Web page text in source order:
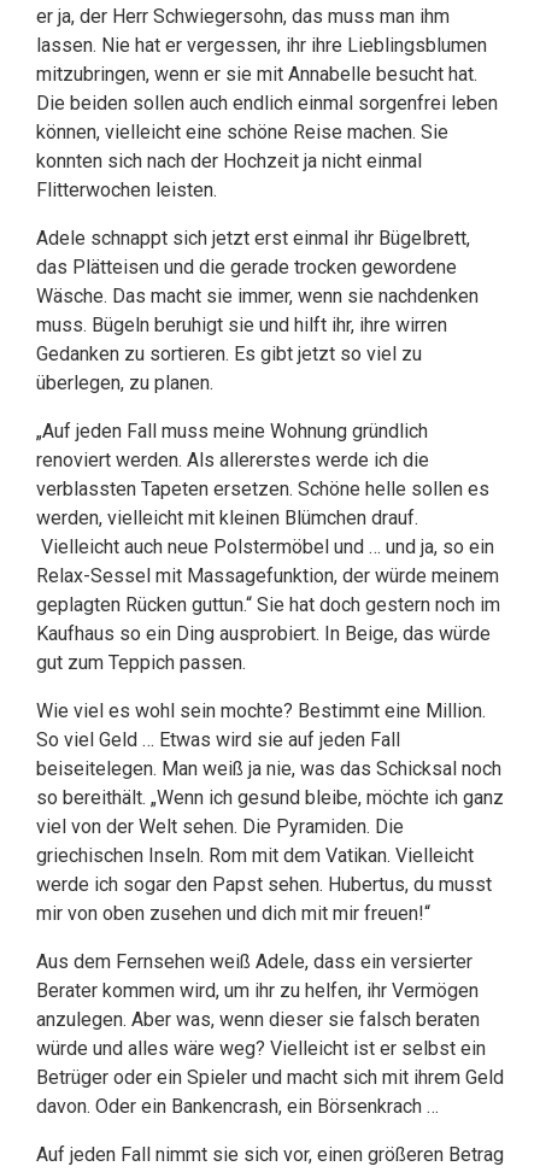
er ja, der Herr Schwiegersohn, das muss man ihm
lassen. Nie hat er vergessen, ihr ihre Lieblingsblumen
mitzubringen, wenn er sie mit Annabelle besucht hat.
Die beiden sollen auch endlich einmal sorgenfrei leben
können, vielleicht eine schöne Reise machen. Sie
konnten sich nach der Hochzeit ja nicht einmal
Flitterwochen leisten.
Adele schnappt sich jetzt erst einmal ihr Bügelbrett,
das Plätteisen und die gerade trocken gewordene
Wäsche. Das macht sie immer, wenn sie nachdenken
muss. Bügeln beruhigt sie und hilft ihr, ihre wirren
Gedanken zu sortieren. Es gibt jetzt so viel zu
überlegen, zu planen.
„Auf jeden Fall muss meine Wohnung gründlich
renoviert werden. Als allererstes werde ich die
verblassten Tapeten ersetzen. Schöne helle sollen es
werden, vielleicht mit kleinen Blümchen drauf.
Vielleicht auch neue Polstermöbel und … und ja, so ein
Relax-Sessel mit Massagefunktion, der würde meinem
geplagten Rücken guttun.“ Sie hat doch gestern noch im
Kaufhaus so ein Ding ausprobiert. In Beige, das würde
gut zum Teppich passen.
Wie viel es wohl sein mochte? Bestimmt eine Million.
So viel Geld … Etwas wird sie auf jeden Fall
beiseitelegen. Man weiß ja nie, was das Schicksal noch
so bereithält. „Wenn ich gesund bleibe, möchte ich ganz
viel von der Welt sehen. Die Pyramiden. Die
griechischen Inseln. Rom mit dem Vatikan. Vielleicht
werde ich sogar den Papst sehen. Hubertus, du musst
mir von oben zusehen und dich mit mir freuen!“
Aus dem Fernsehen weiß Adele, dass ein versierter
Berater kommen wird, um ihr zu helfen, ihr Vermögen
anzulegen. Aber was, wenn dieser sie falsch beraten
würde und alles wäre weg? Vielleicht ist er selbst ein
Betrüger oder ein Spieler und macht sich mit ihrem Geld
davon. Oder ein Bankencrash, ein Börsenkrach …
Auf jeden Fall nimmt sie sich vor, einen größeren Betrag